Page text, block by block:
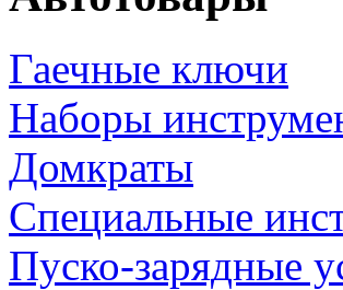
Гаечные ключи
Наборы
Домкраты
Специальные
Пуско-зарядные